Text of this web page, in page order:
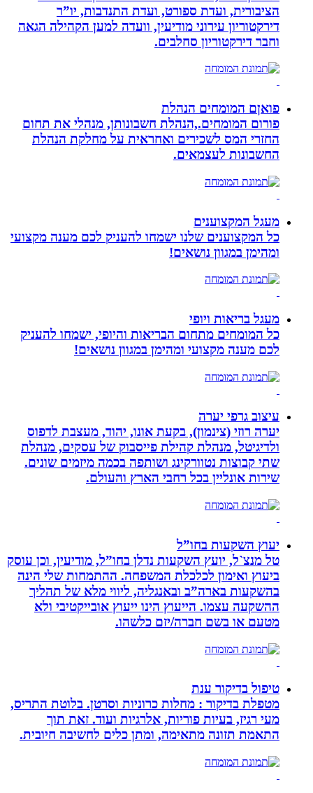
הציבורית, ועדת ספורט, ועדת התנדבות, יו”ר
דירקטוריון עירוני מודיעין, וועדה למען הקהילה הגאה
וחבר דירקטוריון סחלבים.
פואןם המומחים הנהלת
פורום המומחים.,הנהלת חשבונותן, מנהלי את תחום
החזרי המס לשכירים ואחראית על מחלקת הנהלת
החשבונות לעצמאים.
מעגל המקצוענים
כל המקצוענים שלנו ישמחו להעניק לכם מענה מקצועי
ומהימן במגוון נושאים!
מעגל בריאות ויופי
כל המומחים מתחום הבריאות והיופי, ישמחו להעניק
לכם מענה מקצועי ומהימן במגוון נושאים!
עיצוב גרפי יערה
יערה רוזי (צינמון), בקעת אונו, יהוד, מעצבת לדפוס
ולדיגיטל, מנהלת קהילת פייסבוק של עסקים, מנהלת
שתי קבוצות נטוורקינג ושותפה בכמה מיזמים שונים.
שירות אונליין בכל רחבי הארץ והעולם.
יעוץ השקעות בחו”ל
טל מנצ`ל, יועץ השקעות נדלן בחו”ל, מודיעין, וכן עוסק
ביעוץ ואימון לכלכלת המשפחה. ההתמחות שלי הינה
בהשקעות בארה”ב ובאנגליה, ליווי מלא של תהליך
ההשקעה עצמו. הייעוץ הינו ייעוץ אובייקטיבי ולא
מטעם או בשם חברה/יזם כלשהו.
טיפול בדיקור ענת
מטפלת בדיקור : מחלות כרוניות וסרטן. בלוטת התריס,
מעי רגיז, בעיות פוריות, אלרגיות ועוד. זאת תוך
התאמת תזונה מתאימה, ומתן כלים לחשיבה חיובית.